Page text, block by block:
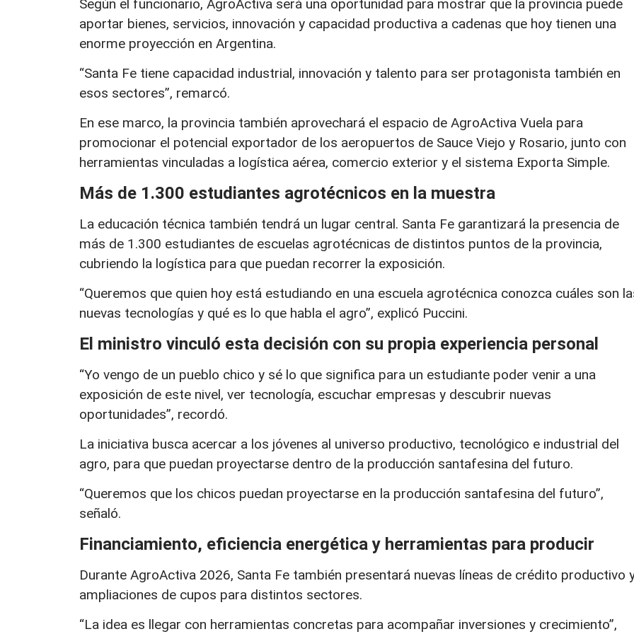
Según el funcionario, AgroActiva será una oportunidad para mostrar que la provincia puede
aportar bienes, servicios, innovación y capacidad productiva a cadenas que hoy tienen una
enorme proyección en Argentina.
“Santa Fe tiene capacidad industrial, innovación y talento para ser protagonista también en
esos sectores”, remarcó.
En ese marco, la provincia también aprovechará el espacio de AgroActiva Vuela para
promocionar el potencial exportador de los aeropuertos de Sauce Viejo y Rosario, junto con
herramientas vinculadas a logística aérea, comercio exterior y el sistema Exporta Simple.
Más de 1.300 estudiantes agrotécnicos en la muestra
La educación técnica también tendrá un lugar central. Santa Fe garantizará la presencia de
más de 1.300 estudiantes de escuelas agrotécnicas de distintos puntos de la provincia,
cubriendo la logística para que puedan recorrer la exposición.
“Queremos que quien hoy está estudiando en una escuela agrotécnica conozca cuáles son
nuevas tecnologías y qué es lo que habla el agro”, explicó Puccini.
El ministro vinculó esta decisión con su propia experiencia personal
“Yo vengo de un pueblo chico y sé lo que significa para un estudiante poder venir a una
exposición de este nivel, ver tecnología, escuchar empresas y descubrir nuevas
oportunidades”, recordó.
La iniciativa busca acercar a los jóvenes al universo productivo, tecnológico e industrial del
agro, para que puedan proyectarse dentro de la producción santafesina del futuro.
“Queremos que los chicos puedan proyectarse en la producción santafesina del futuro”,
señaló.
Financiamiento, eficiencia energética y herramientas para producir
Durante AgroActiva 2026, Santa Fe también presentará nuevas líneas de crédito productivo
ampliaciones de cupos para distintos sectores.
“La idea es llegar con herramientas concretas para acompañar inversiones y crecimiento”,